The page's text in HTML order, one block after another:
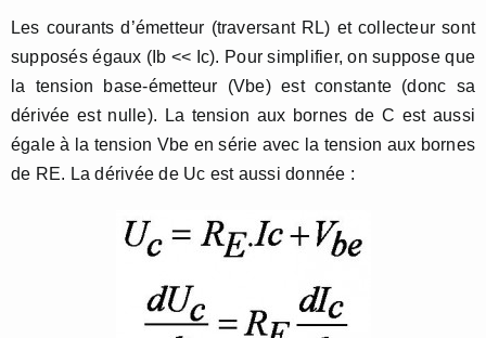
Les courants d’émetteur (traversant RL) et collecteur sont
supposés égaux (Ib << Ic). Pour simplifier, on suppose que
la tension base-émetteur (Vbe) est constante (donc sa
dérivée est nulle). La tension aux bornes de C est aussi
égale à la tension Vbe en série avec la tension aux bornes
de RE. La dérivée de Uc est aussi donnée :